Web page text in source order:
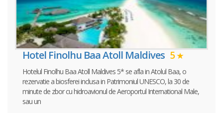
Hotel Finolhu Baa Atoll Maldives 5
Hotelul Finolhu Baa Atoll Maldives 5* se afla in Atolul Baa, o
rezervatie a biosferei inclusa in Patrimoniul UNESCO, la 30 de
minute de zbor cu hidroavionul de Aeroportul International Male,
sau un